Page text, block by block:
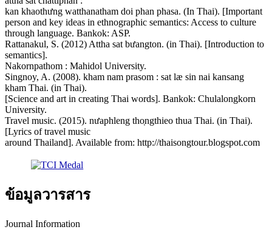
kan khaothưng watthanatham doi phan phasa. (In Thai). [Important
person and key ideas in ethnographic semantics: Access to culture
through language. Bankok: ASP.
Rattanakul, S. (2012) Attha sat bưangton. (in Thai). [Introduction to
semantics].
Nakornpathom : Mahidol University.
Singnoy, A. (2008). kham nam prasom : sat læ sin nai kansang
kham Thai. (in Thai).
[Science and art in creating Thai words]. Bankok: Chulalongkorn
University.
Travel music. (2015). nưaphleng tho̜ngthieo thua Thai. (in Thai).
[Lyrics of travel music
around Thailand]. Available from: http://thaisongtour.blogspot.com
ข้อมูลวารสาร
Journal Information